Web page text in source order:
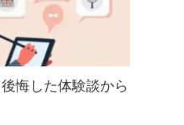
悔した体験談から